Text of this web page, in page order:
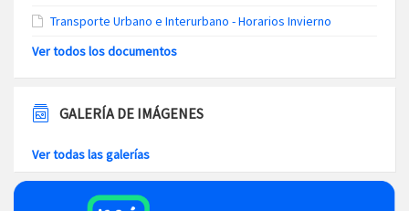
Transporte Urbano e Interurbano - Horarios Invierno
Ver todos los documentos
GALERÍA DE IMÁGENES
Ver todas las galerías